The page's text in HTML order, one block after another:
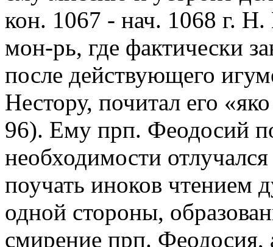
кон. 1067 - нач. 1068 г.
мон-рь, где фактически
после действующего
Нестору, почитал его
96). Ему прп. Феодосий
необходимости
поучать иноков чтением
одной стороны,
смирение прп. Феодосия,